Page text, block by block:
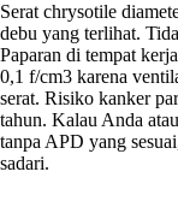
Serat chrysotile
debu yang terlihat.
Paparan di tempat
0,1 f/cm3 karena
serat. Risiko kanker
tahun. Kalau Anda
tanpa APD yang
sadari.